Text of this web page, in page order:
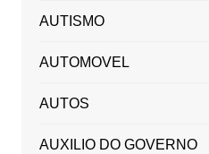
AUTISMO
AUTOMOVEL
AUTOS
AUXILIO DO GOVERNO